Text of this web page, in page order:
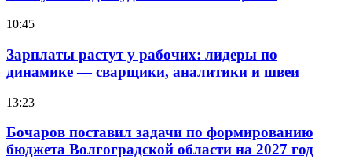
10:45
Зарплаты растут у рабочих: лидеры по
динамике — сварщики, аналитики и швеи
13:23
Бочаров поставил задачи по формированию
бюджета Волгоградской области на 2027 год